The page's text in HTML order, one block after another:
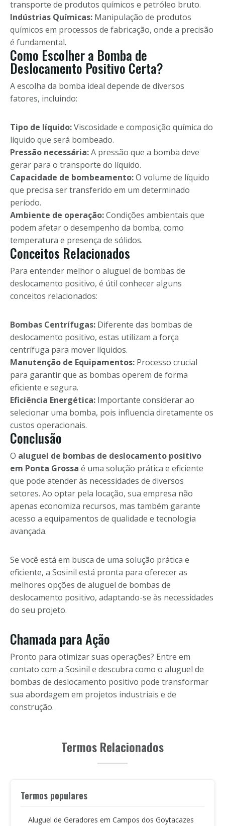
transporte de produtos químicos e petróleo bruto.
Indústrias Químicas: Manipulação de produtos
químicos em processos de fabricação, onde a precisão
é fundamental.
Como Escolher a Bomba de
Deslocamento Positivo Certa?
A escolha da bomba ideal depende de diversos
fatores, incluindo:
Tipo de líquido:Viscosidade e composição química do
líquido que será bombeado.
Pressão necessária:A pressão que a bomba deve
gerar para o transporte do líquido.
Capacidade de bombeamento:O volume de líquido
que precisa ser transferido em um determinado
período.
Ambiente de operação:Condições ambientais que
podem afetar o desempenho da bomba, como
temperatura e presença de sólidos.
Conceitos Relacionados
Para entender melhor o aluguel de bombas de
deslocamento positivo, é útil conhecer alguns
conceitos relacionados:
Bombas Centrífugas: Diferente das bombas de
deslocamento positivo, estas utilizam a força
centrífuga para mover líquidos.
Manutenção de Equipamentos: Processo crucial
para garantir que as bombas operem de forma
eficiente e segura.
Eficiência Energética: Importante considerar ao
selecionar uma bomba, pois influencia diretamente os
custos operacionais.
Conclusão
O aluguel de bombas de deslocamento positivo
em Ponta Grossa é uma solução prática e eficiente
que pode atender às necessidades de diversos
setores. Ao optar pela locação, sua empresa não
apenas economiza recursos, mas também garante
acesso a equipamentos de qualidade e tecnologia
avançada.
Se você está em busca de uma solução prática e
eficiente, a Sosinil está pronta para oferecer as
melhores opções de aluguel de bombas de
deslocamento positivo, adaptando-se às necessidades
do seu projeto.
Chamada para Ação
Pronto para otimizar suas operações? Entre em
contato com a Sosinil e descubra como o aluguel de
bombas de deslocamento positivo pode transformar
sua abordagem em projetos industriais e de
construção.
Termos Relacionados
Termos populares
Aluguel de Geradores em Campos dos Goytacazes